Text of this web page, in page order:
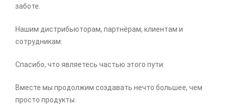
заботе.
Нашим дистрибьюторам, партнёрам, клиентам и
сотрудникам:
Спасибо, что являетесь частью этого пути.
Вместе мы продолжим создавать нечто большее, чем
просто продукты.